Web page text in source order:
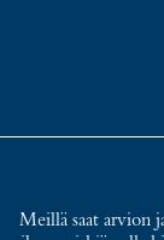
Meillä saat arvion